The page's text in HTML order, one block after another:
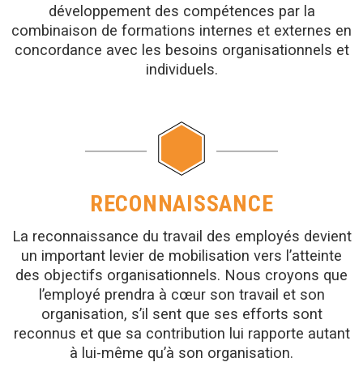
développement des compétences par la
combinaison de formations internes et externes en
concordance avec les besoins organisationnels et
individuels.
RECONNAISSANCE
La reconnaissance du travail des employés devient
un important levier de mobilisation vers l’atteinte
des objectifs organisationnels. Nous croyons que
l’employé prendra à cœur son travail et son
organisation, s’il sent que ses efforts sont
reconnus et que sa contribution lui rapporte autant
à lui-même qu’à son organisation.